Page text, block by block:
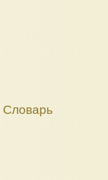
Словарь